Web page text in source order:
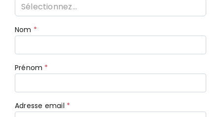
Sélectionnez...
Nom
Prénom
Adresse email